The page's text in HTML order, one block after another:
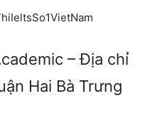
– Địa chỉ
Hai Bà Trưng